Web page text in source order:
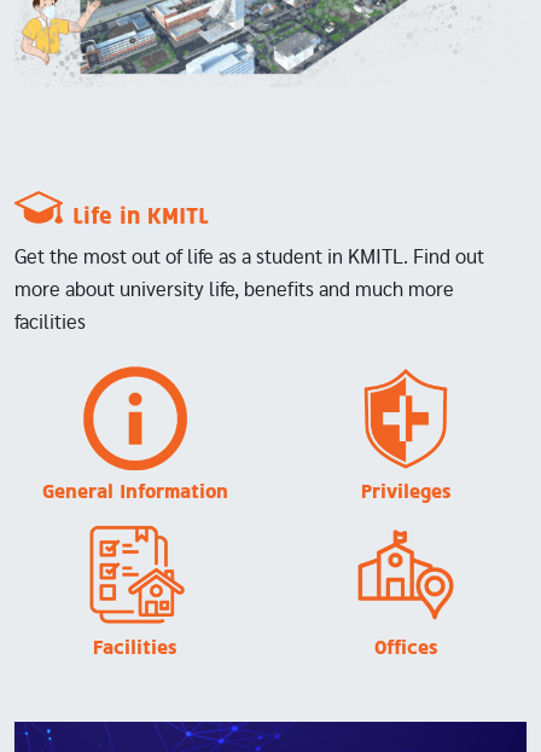
Life in KMITL
Get the most out of life as a student in KMITL. Find out
more about university life, benefits and much more
facilities
Image
General Information
Image
Privileges
Image
Facilities
Image
Offices